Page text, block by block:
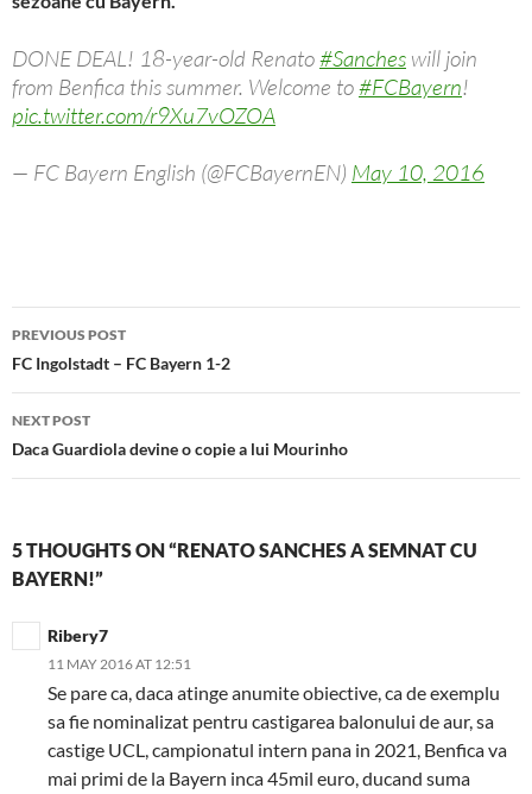
DONE DEAL! 18-year-old Renato#Sanches will join
from Benfica this summer. Welcome to#FCBayern!
pic.twitter.com/r9Xu7vOZOA
— FC Bayern English (@FCBayernEN) May 10, 2016
Post
navigation
PREVIOUS POST
FC Ingolstadt – FC Bayern 1-2
NEXT POST
Daca Guardiola devine o copie a lui Mourinho
5 THOUGHTS ON “RENATO SANCHES A SEMNAT CU
BAYERN!”
Ribery7
11 MAY 2016 AT 12:51
Se pare ca, daca atinge anumite obiective, ca de exemplu
sa fie nominalizat pentru castigarea balonului de aur, sa
castige UCL, campionatul intern pana in 2021, Benfica va
mai primi de la Bayern inca 45mil euro, ducand suma